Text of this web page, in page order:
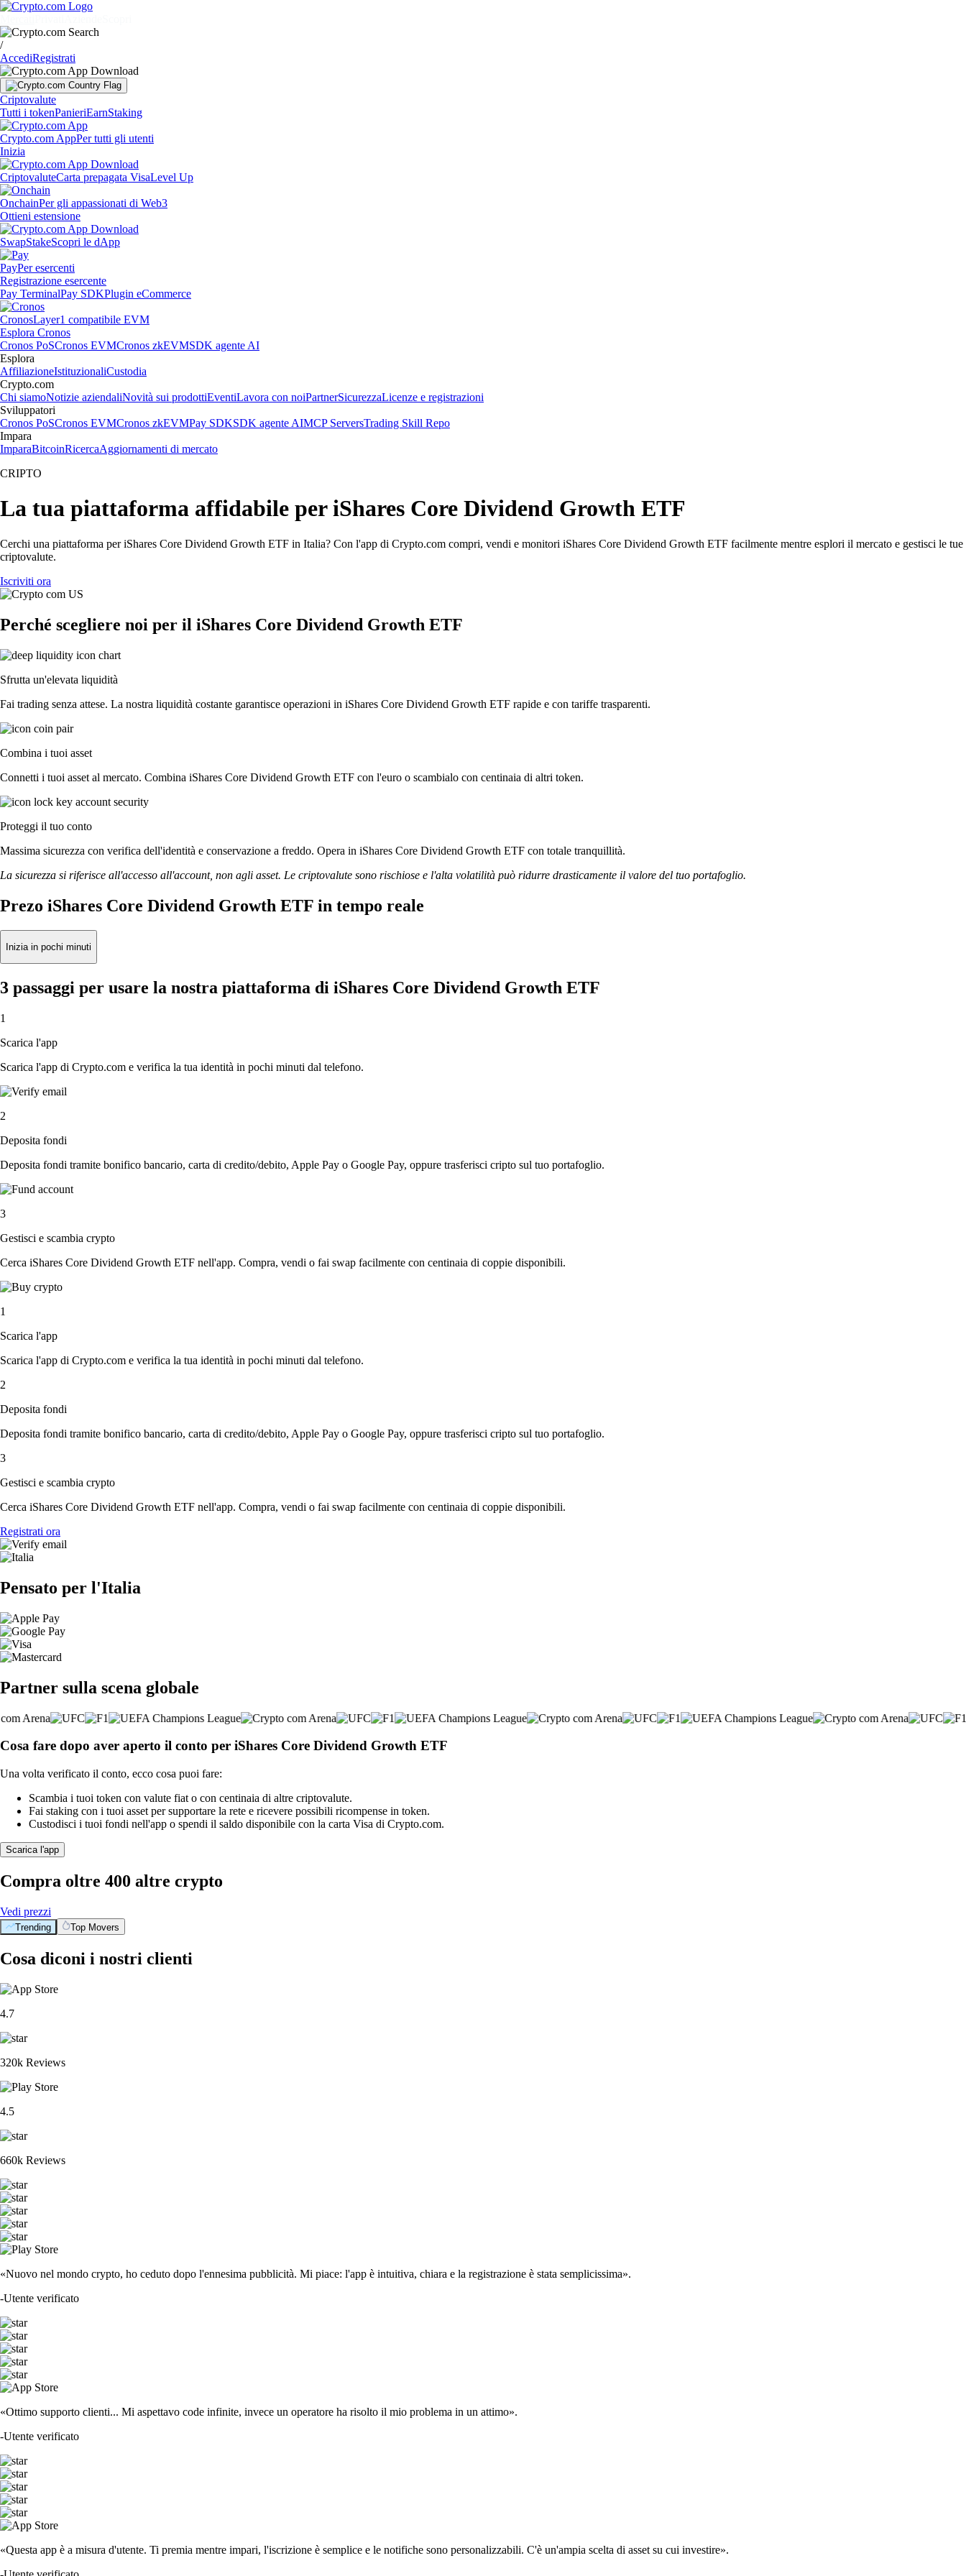
/
AccediRegistrati
Criptovalute
Tutti i tokenPanieriEarnStaking
Crypto.com AppPer tutti gli utenti
Inizia
CriptovaluteCarta prepagata VisaLevel Up
OnchainPer gli appassionati di Web3
Ottieni estensione
SwapStakeScopri le dApp
PayPer esercenti
Registrazione esercente
Pay TerminalPay SDKPlugin eCommerce
CronosLayer1 compatibile EVM
Esplora Cronos
Cronos PoSCronos EVMCronos zkEVMSDK agente AI
Esplora
AffiliazioneIstituzionaliCustodia
Crypto.com
Chi siamoNotizie aziendaliNovità sui prodottiEventiLavora con noiPartnerSicurezzaLicenze e registrazioni
Sviluppatori
Cronos PoSCronos EVMCronos zkEVMPay SDKSDK agente AIMCP ServersTrading Skill Repo
Impara
ImparaBitcoinRicercaAggiornamenti di mercato
CRIPTO
La tua piattaforma affidabile per iShares Core Dividend Growth ETF
Cerchi una piattaforma per iShares Core Dividend Growth ETF in Italia? Con l'app di Crypto.com compri, vendi e monitori iShares Core Dividend Growth ETF facilmente mentre esplori il mercato e gestisci le tue
criptovalute.
Iscriviti ora
Perché scegliere noi per il iShares Core Dividend Growth ETF
Sfrutta un'elevata liquidità
Fai trading senza attese. La nostra liquidità costante garantisce operazioni in iShares Core Dividend Growth ETF rapide e con tariffe trasparenti.
Combina i tuoi asset
Connetti i tuoi asset al mercato. Combina iShares Core Dividend Growth ETF con l'euro o scambialo con centinaia di altri token.
Proteggi il tuo conto
Massima sicurezza con verifica dell'identità e conservazione a freddo. Opera in iShares Core Dividend Growth ETF con totale tranquillità.
La sicurezza si riferisce all'accesso all'account, non agli asset. Le criptovalute sono rischiose e l'alta volatilità può ridurre drasticamente il valore del tuo portafoglio.
Prezo iShares Core Dividend Growth ETF in tempo reale
Inizia in pochi minuti
3 passaggi per usare la nostra piattaforma di iShares Core Dividend Growth ETF
1
Scarica l'app
Scarica l'app di Crypto.com e verifica la tua identità in pochi minuti dal telefono.
2
Deposita fondi
Deposita fondi tramite bonifico bancario, carta di credito/debito, Apple Pay o Google Pay, oppure trasferisci cripto sul tuo portafoglio.
3
Gestisci e scambia crypto
Cerca iShares Core Dividend Growth ETF nell'app. Compra, vendi o fai swap facilmente con centinaia di coppie disponibili.
1
Scarica l'app
Scarica l'app di Crypto.com e verifica la tua identità in pochi minuti dal telefono.
2
Deposita fondi
Deposita fondi tramite bonifico bancario, carta di credito/debito, Apple Pay o Google Pay, oppure trasferisci cripto sul tuo portafoglio.
3
Gestisci e scambia crypto
Cerca iShares Core Dividend Growth ETF nell'app. Compra, vendi o fai swap facilmente con centinaia di coppie disponibili.
Registrati ora
Pensato per l'Italia
Partner sulla scena globale
Cosa fare dopo aver aperto il conto per iShares Core Dividend Growth ETF
Una volta verificato il conto, ecco cosa puoi fare:
Scambia i tuoi token con valute fiat o con centinaia di altre criptovalute.
Fai staking con i tuoi asset per supportare la rete e ricevere possibili ricompense in token.
Custodisci i tuoi fondi nell'app o spendi il saldo disponibile con la carta Visa di Crypto.com.
Scarica l'app
Compra oltre 400 altre crypto
Vedi prezzi
Trending Top Movers
Cosa diconi i nostri clienti
4.7
320k Reviews
4.5
660k Reviews
«Nuovo nel mondo crypto, ho ceduto dopo l'ennesima pubblicità. Mi piace: l'app è intuitiva, chiara e la registrazione è stata semplicissima».
-Utente verificato
«Ottimo supporto clienti... Mi aspettavo code infinite, invece un operatore ha risolto il mio problema in un attimo».
-Utente verificato
«Questa app è a misura d'utente. Ti premia mentre impari, l'iscrizione è semplice e le notifiche sono personalizzabili. C'è un'ampia scelta di asset su cui investire».